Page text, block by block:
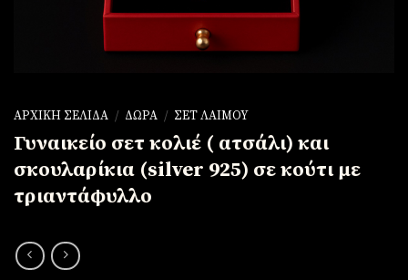
ΑΡΧΙΚΉ ΣΕΛΊΔΑ / ΔΏΡΑ / ΣΕΤ ΛΑΙΜΟΎ
Γυναικείο σετ κολιέ ( ατσάλι) και
σκουλαρίκια (silver 925) σε κούτι με
τριαντάφυλλο